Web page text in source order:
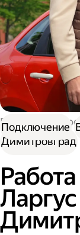
Работа
Димитровград
Ларгус
Подключение